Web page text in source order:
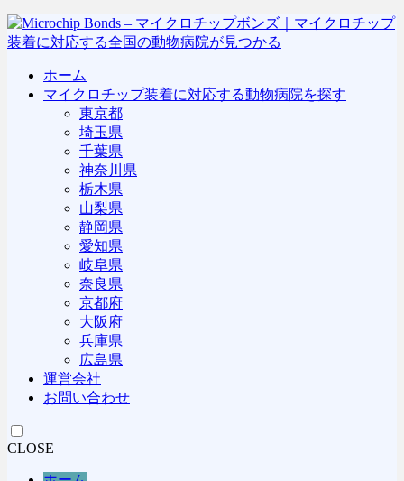
ホーム
マイクロチップ装着に対応する動物病院を探す
東京都
埼玉県
千葉県
神奈川県
栃木県
山梨県
静岡県
愛知県
岐阜県
奈良県
京都府
大阪府
兵庫県
広島県
運営会社
お問い合わせ
CLOSE